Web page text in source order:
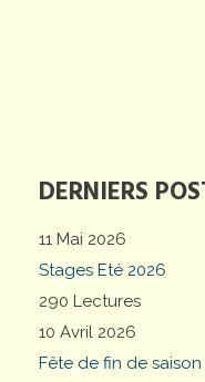
DERNIERS
11 Mai 2026
Stages Eté 2026
290 Lectures
10 Avril 2026
Fête de fin de saison